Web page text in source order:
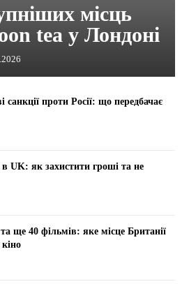
місць
tea у Лондоні
проти Росії: що передбачає
UK: як захистити гроші та не
ще 40 фільмів: яке місце Британії